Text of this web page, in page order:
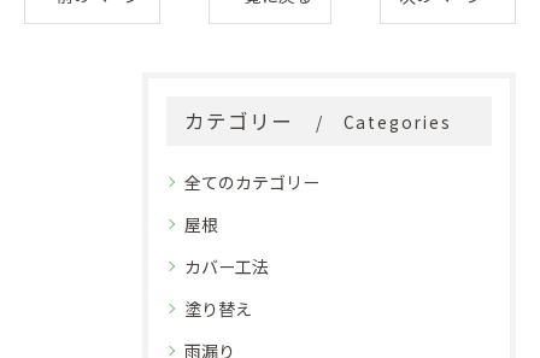
カテゴリー Categories
全てのカテゴリー
屋根
カバー工法
塗り替え
雨漏り